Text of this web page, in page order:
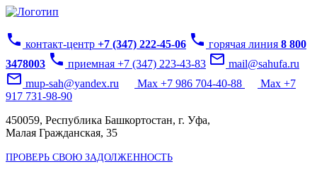
phone контакт-центр +7 (347) 222-45-06 phone горячая линия 8 800
3478003 phone приемная +7 (347) 223-43-83 mail_outline mail@sahufa.ru
mail_outline mup-sah@yandex.ru Max +7 986 704-40-88
Max +7
917 731-98-90
450059, Республика Башкортостан, г. Уфа,
Малая Гражданская, 35
ПРОВЕРЬ СВОЮ ЗАДОЛЖЕННОСТЬ